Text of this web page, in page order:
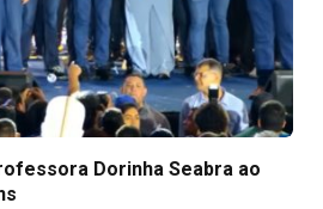
Dorinha Seabra ao